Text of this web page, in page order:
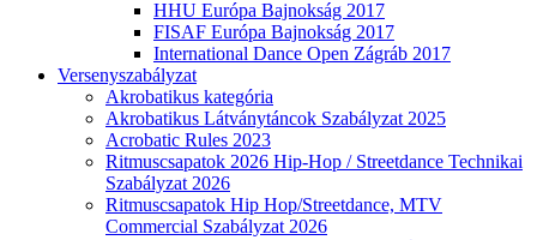
HHU Európa Bajnokság 2017
FISAF Európa Bajnokság 2017
International Dance Open Zágráb 2017
Versenyszabályzat
Akrobatikus kategória
Akrobatikus Látványtáncok Szabályzat 2025
Acrobatic Rules 2023
Ritmuscsapatok 2026 Hip-Hop / Streetdance Technikai
Szabályzat 2026
Ritmuscsapatok Hip Hop/Streetdance, MTV
Commercial Szabályzat 2026